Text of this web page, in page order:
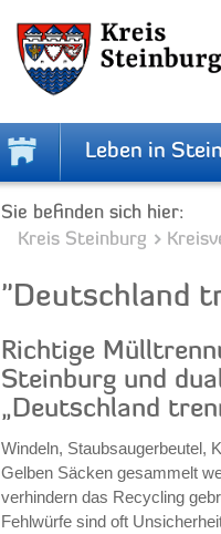
Leben in
Sie befinden sich hier:
Kreis Steinburg
"Deutschland
Richtige
Steinburg und
„Deutschland
Windeln, Staubsaugerbeutel,
Gelben Säcken gesammelt
verhindern das Recycling
Fehlwürfe sind oft